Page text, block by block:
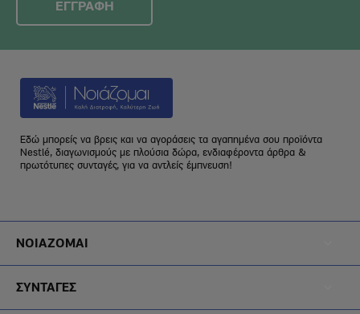
ΕΓΓΡΑΦΗ
Εδώ μπορείς να βρεις και να αγοράσεις τα αγαπημένα σου προϊόντα
Nestlé, διαγωνισμούς με πλούσια δώρα, ενδιαφέροντα άρθρα &
πρωτότυπες συνταγές, για να αντλείς έμπνευση!
ΝΟΙΑΖΟΜΑΙ
ΣΥΝΤΑΓΕΣ